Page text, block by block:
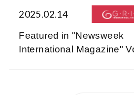
2025.02.14
Featured in "Newsweek
International Magazine"